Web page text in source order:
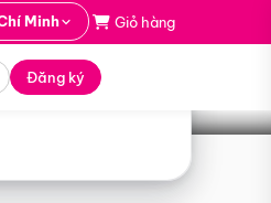
Minh Giỏ hàng
Đăng ký
Tìm tour